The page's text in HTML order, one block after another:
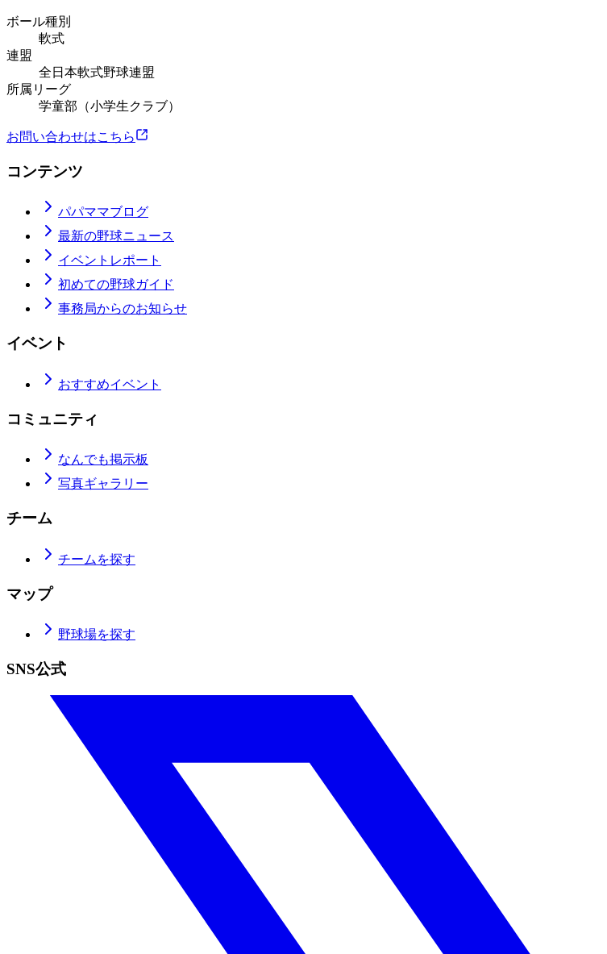
ボール種別
軟式
連盟
全日本軟式野球連盟
所属リーグ
学童部（小学生クラブ）
お問い合わせはこちら
コンテンツ
パパママブログ
最新の野球ニュース
イベントレポート
初めての野球ガイド
事務局からのお知らせ
イベント
おすすめイベント
コミュニティ
なんでも掲示板
写真ギャラリー
チーム
チームを探す
マップ
野球場を探す
SNS公式